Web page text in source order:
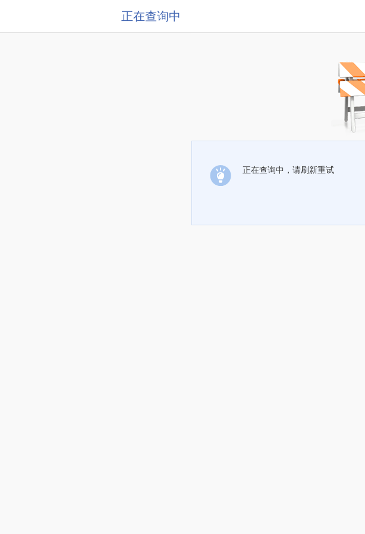
正在查询中
正在查询中，请刷新重试